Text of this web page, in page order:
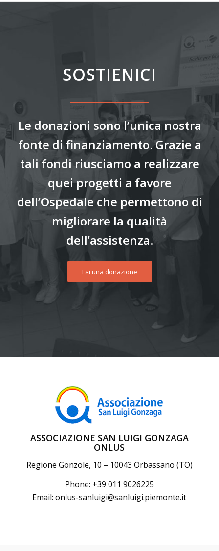
SOSTIENICI
Le donazioni sono l’unica nostra
fonte di finanziamento. Grazie a
tali fondi riusciamo a realizzare
quei progetti a favore
dell’Ospedale che permettono di
migliorare la qualità
dell’assistenza.
Fai una donazione
ASSOCIAZIONE SAN LUIGI GONZAGA
ONLUS
Regione Gonzole, 10 – 10043 Orbassano (TO)
Phone: +39 011 9026225
Email:onlus-sanluigi@sanluigi.piemonte.it